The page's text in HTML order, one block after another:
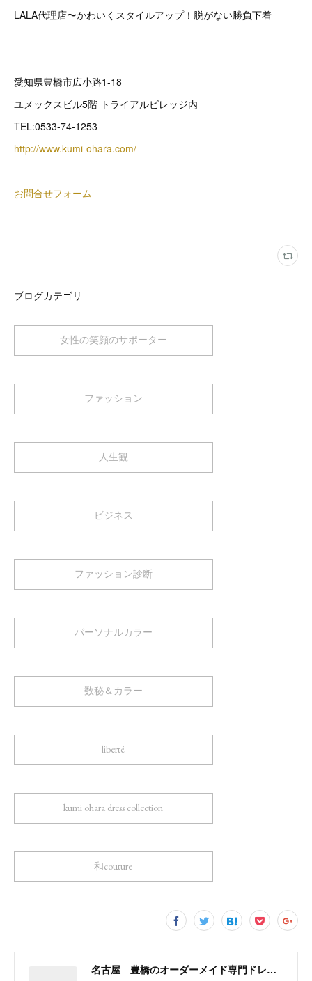
LALA代理店〜かわいくスタイルアップ！脱がない勝負下着
愛知県豊橋市広小路1-18
ユメックスビル5階 トライアルビレッジ内
TEL:0533-74-1253
http://www.kumi-ohara.com/
お問合せフォーム
ブログカテゴリ
女性の笑顔のサポーター
ファッション
人生観
ビジネス
ファッション診断
パーソナルカラー
数秘＆カラー
liberté
kumi ohara dress collection
和couture
名古屋 豊橋のオーダーメイド専門ドレスデザイナー KUMI OHARA